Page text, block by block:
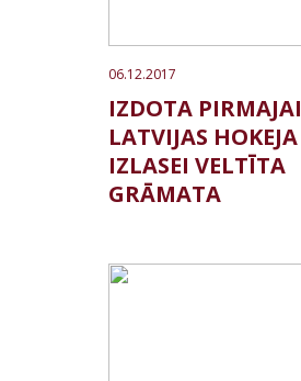
06.12.2017
IZDOTA PIRMAJAI
LATVIJAS HOKEJA
IZLASEI VELTĪTA
GRĀMATA